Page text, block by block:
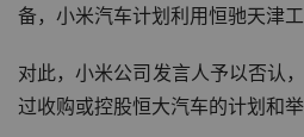
备，小米汽车计划利用恒驰天津工
对此，小米公司发言人予以否认
过收购或控股恒大汽车的计划和举